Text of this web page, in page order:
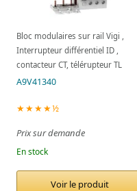
Bloc modulaires sur rail Vigi ,
Interrupteur différentiel ID ,
contacteur CT, télérupteur TL
A9V41340
★★★★½
Prix sur demande
En stock
Voir le produit